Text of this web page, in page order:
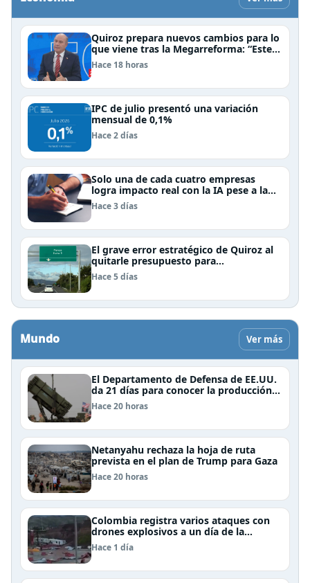
Quiroz prepara nuevos cambios para lo
que viene tras la Megarreforma: “Este
es el fin del comienzo”
Hace 18 horas
IPC de julio presentó una variación
mensual de 0,1%
Hace 2 días
Solo una de cada cuatro empresas
logra impacto real con la IA pese a la
inversión, según el Foro Económico
Mundial
Hace 3 días
El grave error estratégico de Quiroz al
quitarle presupuesto para
infraestructura vial del Biobío
Hace 5 días
Mundo Ver más
El Departamento de Defensa de EE.UU.
da 21 días para conocer la producción y
entrega de armamentos
Hace 20 horas
Netanyahu rechaza la hoja de ruta
prevista en el plan de Trump para Gaza
Hace 20 horas
Colombia registra varios ataques con
drones explosivos a un día de la
investidura de De la Espriella: un policía
muerto
Hace 1 día